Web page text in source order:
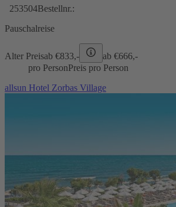
253504Bestellnr.:
Pauschalreise
Alter Preisab €833,- ab €666,-
pro PersonPreis pro Person
allsun Hotel Zorbas Village